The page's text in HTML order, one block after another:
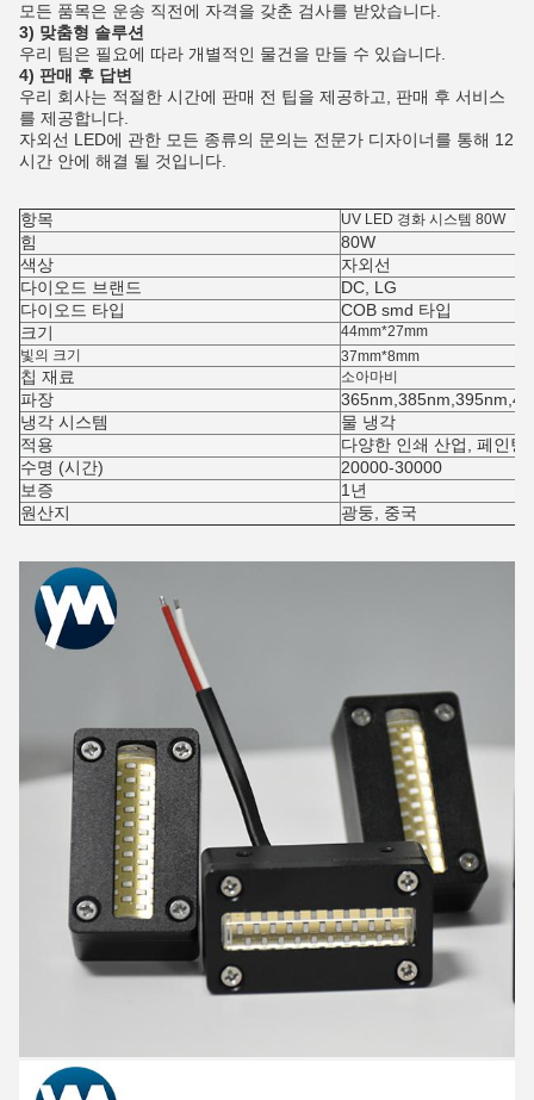
모든 품목은 운송 직전에 자격을 갖춘 검사를 받았습니다.
3) 맞춤형 솔루션
우리 팀은 필요에 따라 개별적인 물건을 만들 수 있습니다.
4) 판매 후 답변
우리 회사는 적절한 시간에 판매 전 팁을 제공하고, 판매 후 서비스
를 제공합니다.
자외선 LED에 관한 모든 종류의 문의는 전문가 디자이너를 통해 12
시간 안에 해결 될 것입니다.
항목 UV LED 경화 시스템 80W
힘
80W
색상
자외선
다이오드 브랜드
DC, LG
다이오드 타입
COB smd 타입
크기
44mm*27mm
빛의 크기
37mm*8mm
칩 재료 소아마비
파장
냉각 시스템
물 냉각
적용
다양한 인쇄 산업, 페인
수명 (시간)
20000-30000
보증
1년
원산지
광둥, 중국